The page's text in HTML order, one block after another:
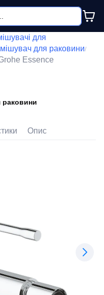
для
для раковини/
Essence
раковини
Опис